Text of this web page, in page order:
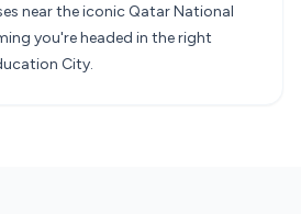
near the iconic Qatar National
you're headed in the right
City.